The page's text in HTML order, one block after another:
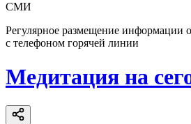
СМИ
Регулярное размещение
с телефоном горячей линии
Медитация на